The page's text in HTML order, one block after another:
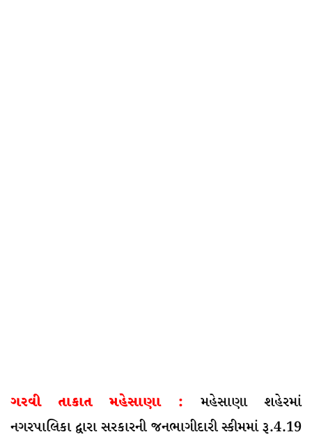
ગરવી તાકાત મહેસાણા : મહેસાણા શહેરમાં
નગરપાલિકા દ્વારા સરકારની જનભાગીદારી સ્કીમમાં રૂ.4.19